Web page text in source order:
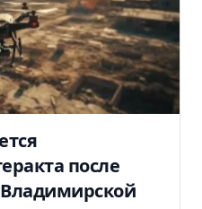
после
Владимирской